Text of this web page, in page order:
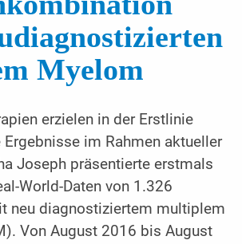
Myelom
erzielen in der Erstlinie
Ergebnisse im Rahmen aktueller
Joseph präsentierte erstmals
World-Daten von 1.326
neu diagnostiziertem multiplem
Von August 2016 bis August